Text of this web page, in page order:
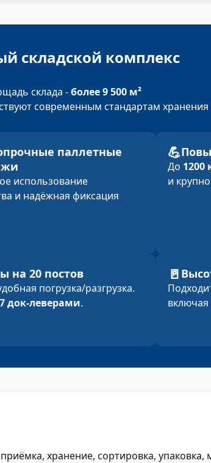
складской комплекс
склада -более 9 500 м²
современным стандартам хранения
паллетные
использование
и надёжная фиксация
💪
До 1200
и
на 20 постов
погрузка/разгрузка.
7 док‑леверами.
🚪
хранение, сортировка, упаковка,